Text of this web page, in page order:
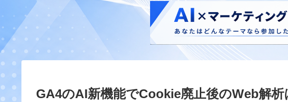
GA4のAI新機能でCookie廃止後のWeb解